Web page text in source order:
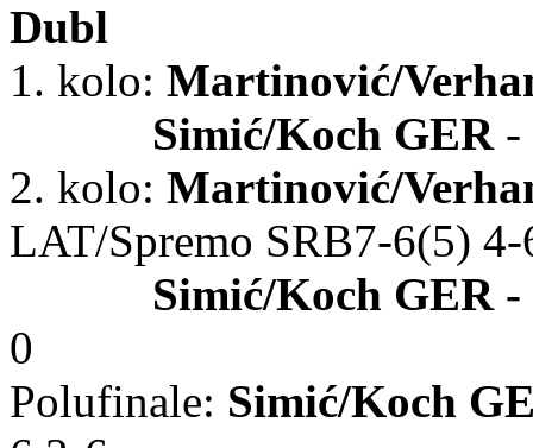
Dubl
1. kolo: Martinović/
Simić/Koch GER-
2. kolo: Martinović/
LAT/Spremo SRB7-6(5)
Simić/Koch GER -
0
Polufinale: Simić/Koch